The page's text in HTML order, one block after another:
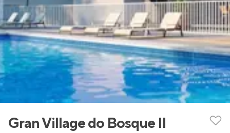
Gran Village do Bosque II